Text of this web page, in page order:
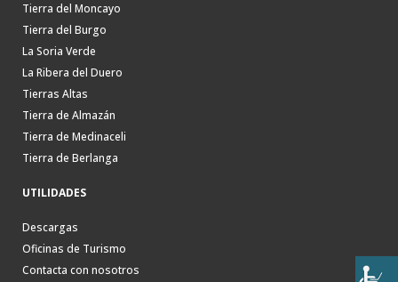
Tierra del Moncayo
Tierra del Burgo
La Soria Verde
La Ribera del Duero
Tierras Altas
Tierra de Almazán
Tierra de Medinaceli
Tierra de Berlanga
UTILIDADES
Descargas
Oficinas de Turismo
Contacta con nosotros